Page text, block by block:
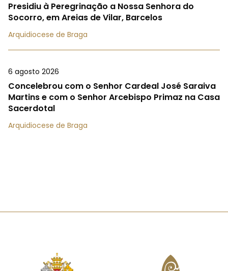
Presidiu à Peregrinação a Nossa Senhora do
Socorro, em Areias de Vilar, Barcelos
Arquidiocese de Braga
6 agosto 2026
Concelebrou com o Senhor Cardeal José Saraiva
Martins e com o Senhor Arcebispo Primaz na Casa
Sacerdotal
Arquidiocese de Braga